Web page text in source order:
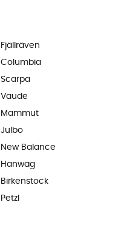
Fjällräven
Columbia
Scarpa
Vaude
Mammut
Julbo
New Balance
Hanwag
Birkenstock
Petzl